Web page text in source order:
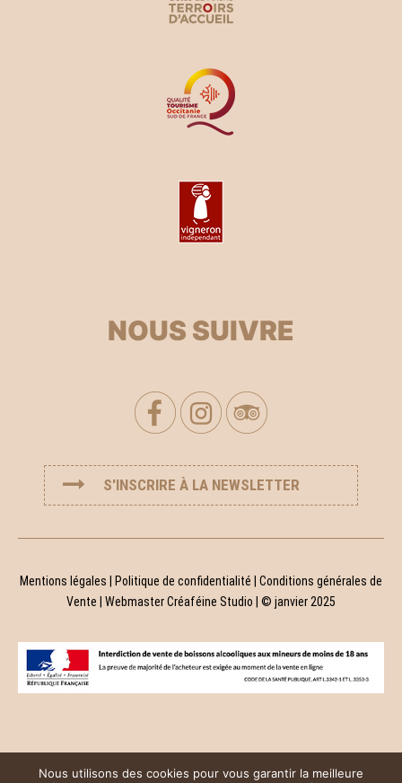
NOUS SUIVRE
S'INSCRIRE À LA NEWSLETTER
Mentions légales | Politique de confidentialité | Conditions générales de
Vente | WebmasterCréaféine Studio | © janvier 2025
Nous utilisons des cookies pour vous garantir la meilleure